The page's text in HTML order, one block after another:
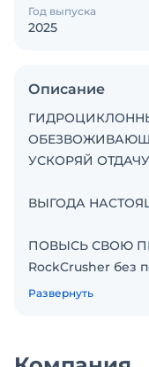
Год выпуска
2025
Описание
УСКОРЯЙ
ВЫГОДА
ПОВЫСЬ СВОЮ
RockCrusher без
Развернуть